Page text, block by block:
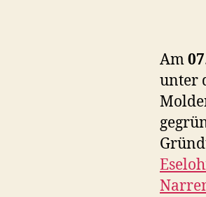
Am
unter